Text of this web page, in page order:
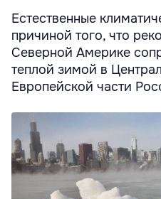
Естественные
причиной того, что
Северной Америке
теплой зимой в
Европейской части